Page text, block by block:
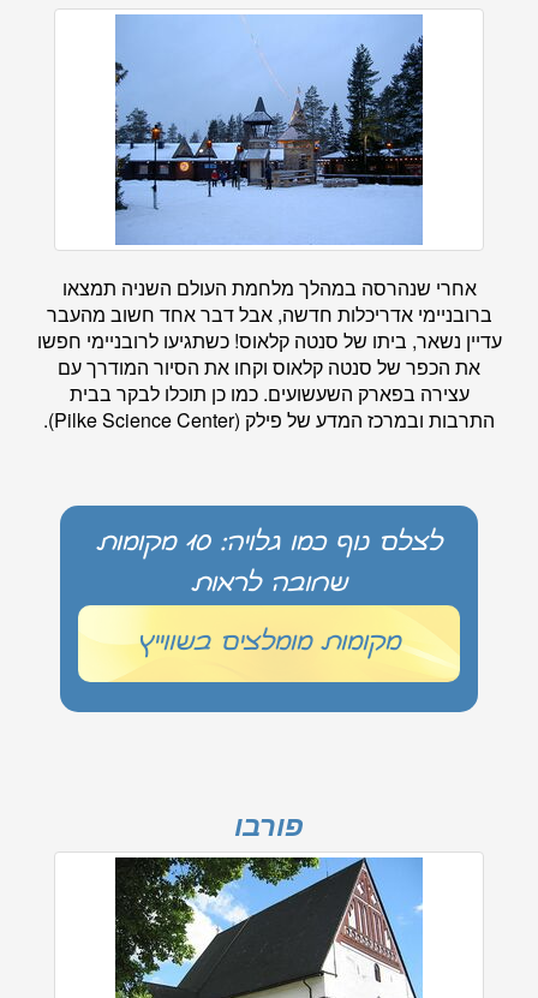
אחרי שנהרסה במהלך מלחמת העולם השניה תמצאו
ברובניימי אדריכלות חדשה, אבל דבר אחד חשוב מהעבר
עדיין נשאר, ביתו של סנטה קלאוס! כשתגיעו לרובניימי חפשו
את הכפר של סנטה קלאוס וקחו את הסיור המודרך עם
עצירה בפארק השעשועים. כמו כן תוכלו לבקר בבית
התרבות ובמרכז המדע של פילק (Pilke Science Center).
לצלם נוף כמו גלויה: 10 מקומות
שחובה לראות
מקומות מומלצים בשווייץ
פורבו